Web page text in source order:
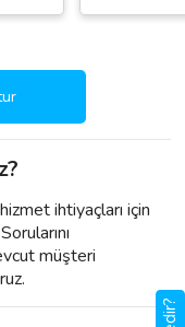
ihtiyaçları için
müşteri